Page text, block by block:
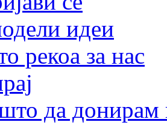
идеи
рекоа за нас
да